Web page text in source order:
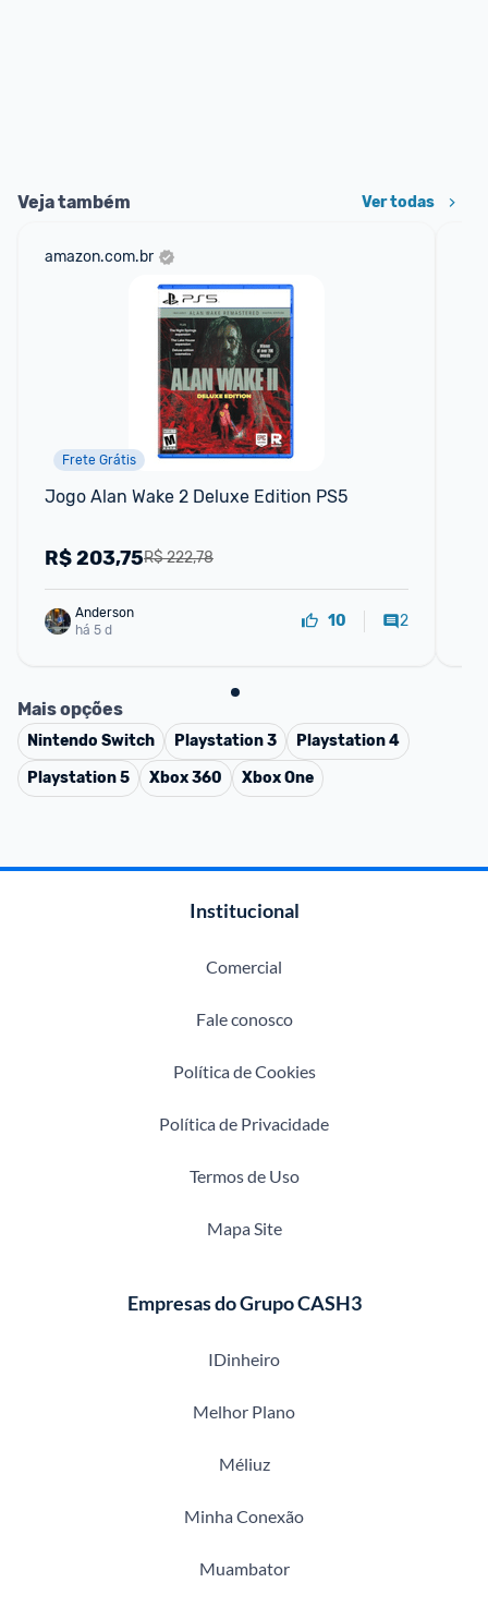
Veja também Ver todas
amazon.com.br
Frete Grátis
Jogo Alan Wake 2 Deluxe Edition PS5
R$ 222,78
R$203,75
Anderson
há 5 d
10 2
Mais opções
Nintendo Switch Playstation 3
Playstation 4
Playstation 5
Xbox 360 Xbox One
Institucional
Comercial
Fale conosco
Política de Cookies
Política de Privacidade
Termos de Uso
Mapa Site
Empresas do Grupo CASH3
IDinheiro
Melhor Plano
Méliuz
Minha Conexão
Muambator